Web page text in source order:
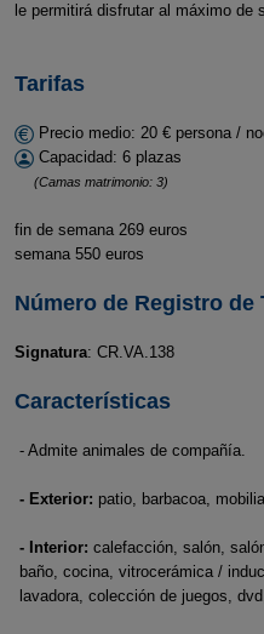
le permitirá disfrutar al máximo de
Tarifas
Precio medio: 20 € persona /
Capacidad: 6 plazas
(Camas matrimonio: 3)
fin de semana 269 euros
semana 550 euros
Número de Registro de
Signatura: CR.VA.138
Características
- Admite animales de compañía.
- Exterior: patio, barbacoa,
- Interior: calefacción, salón,
baño, cocina, vitrocerámica /
lavadora, colección de juegos,